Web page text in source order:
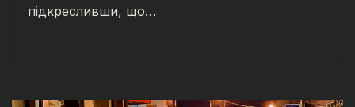
підкресливши, що…